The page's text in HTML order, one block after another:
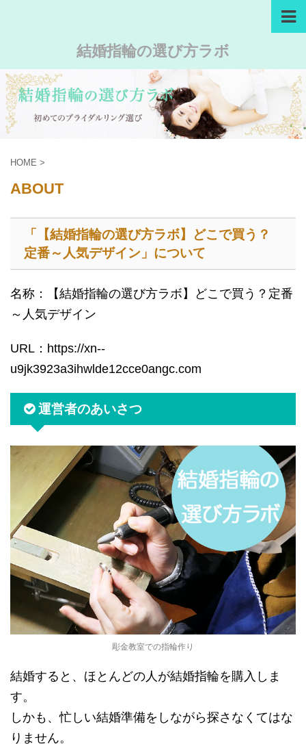
結婚指輪の選び方ラボ
HOME >
ABOUT
「【結婚指輪の選び方ラボ】どこで買う？
定番～人気デザイン」について
名称：【結婚指輪の選び方ラボ】どこで買う？定番
～人気デザイン
URL：https://xn--
u9jk3923a3ihwlde12cce0angc.com
運営者のあいさつ
彫金教室での指輪作り
結婚すると、ほとんどの人が結婚指輪を購入しま
す。
しかも、忙しい結婚準備をしながら探さなくてはな
りません。